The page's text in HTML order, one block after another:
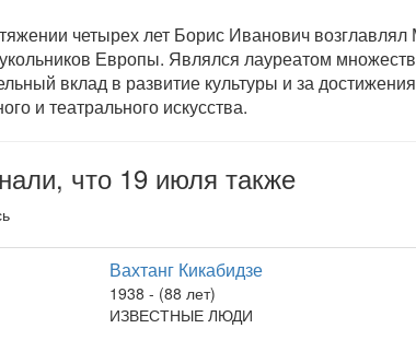
четырех лет Борис Иванович
Европы. Являлся лауреатом
вклад в развитие культуры и за
и театрального искусства.
что 19 июля также
Вахтанг Кикабидзе
1938 - (88 лет)
ИЗВЕСТНЫЕ ЛЮДИ